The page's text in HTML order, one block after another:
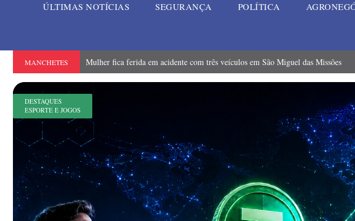
ÚLTIMAS NOTÍCIAS SEGURANÇA POLÍTICA
MANCHETES Mulher fica ferida em acidente com três veículos em São Miguel das Missões
DESTAQUES
ESPORTE E JOGOS